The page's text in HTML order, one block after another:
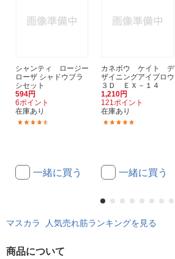
シャンティ ロージー
ローザ シャドウブラ
シセット
594円
6ポイント
在庫あり
一緒に買う
カネボウ ケイト デ
ザイニングアイブロウ
３Ｄ ＥＸ－１４
1,210円
121ポイント
在庫あり
一緒に買う
マスカラ 人気売れ筋ランキングを見る
商品について